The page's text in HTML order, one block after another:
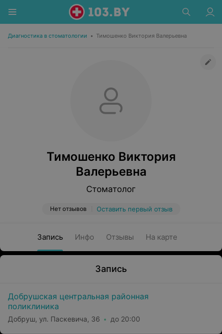
Диагностика в стоматологии • Тимошенко Виктория Валерьевна
Тимошенко Виктория
Валерьевна
Стоматолог
Нет отзывов Оставить первый отзыв
Запись Инфо Отзывы На карте
Запись
Добрушская центральная районная
поликлиника
Добруш, ул. Паскевича, 36 до 20:00